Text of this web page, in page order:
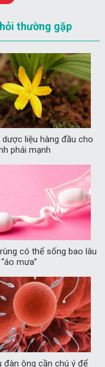
thường gặp
dược liệu hàng đầu cho
phái mạnh
có thể sống bao lâu
mưa”
đàn ông cần chú ý để